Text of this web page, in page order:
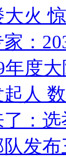
大火
：
度
人
：
发